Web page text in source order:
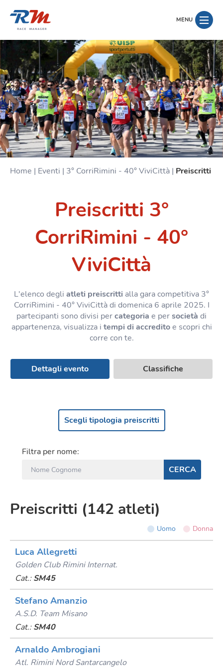
MENU
Home | Eventi | 3° CorriRimini - 40° ViviCittà | Preiscritti
Preiscritti 3°
CorriRimini - 40°
ViviCittà
L'elenco degli atleti preiscritti alla gara competitiva 3°
CorriRimini - 40° ViviCittà di domenica 6 aprile 2025. I
partecipanti sono divisi percategoria e persocietà di
appartenenza, visualizza i tempi di accreditoe scopri chi
corre con te.
Dettagli evento Classifiche
Scegli tipologia preiscritti
Filtra per nome:
CERCA
Preiscritti (142 atleti)
Uomo Donna
Luca Allegretti
Golden Club Rimini Internat.
Cat.: SM45
Stefano Amanzio
A.s.d. Team Misano
Cat.: SM40
Arnaldo Ambrogiani
Atl. Rimini Nord Santarcangelo